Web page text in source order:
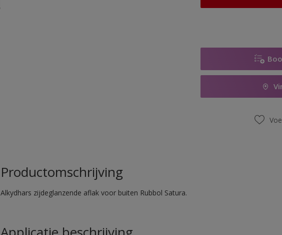
Productomschrijving
Alkydhars zijdeglanzende aflak voor buiten Rubbol Satura.